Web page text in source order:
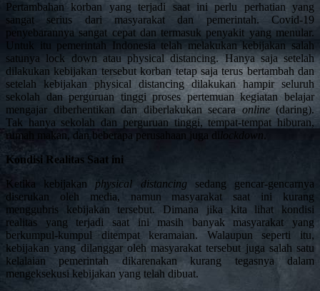
Pertambahan korban yang terjadi saat ini perlu perhatian yang
sangat serius dari masyarakat dan pemerintah. Covid-19
penyebarannya sangat cepat dan termasuk penyakit yang menular.
Untuk itu pemerintah Indonesia telah melakukan kebijakan salah
satunya lock down atau physical distancing. Hanya saja setelah
dilakukan kebijakan tersebut korban tetap saja terus bertambah dan
setelah kebijakan physical distancing dilakukan hampir seluruh
sekolah dan perguruan tinggi proses pertemuan kegiatan belajar
mengajar diberhentikan dan diberlakukan secara online(daring).
Tak hanya sekolah dan perguruan tinggi, tempat-tempat hiburan,
rumah makan, dan beberapa perusahaan juga di lockdown
Kondisi Realitas Saat ini
Ketika kebijakan physical distancing sedang gencar-gencarnya
diserukan oleh media, namun masyarakat saat ini kurang
menggubris kebijakan tersebut. Dimana jika kita lihat kondisi
realitas yang terjadi saat ini masih banyak masyarakat yang
berkumpul-kumpul ditempat keramaian. Walaupun seperti itu,
kebijakan yang dilanggar oleh masyarakat tersebut juga salah satu
kelalaian pemerintah dikarenakan kurang tegasnya dalam
mengeksekusi kebijakan yang telah dibuat.